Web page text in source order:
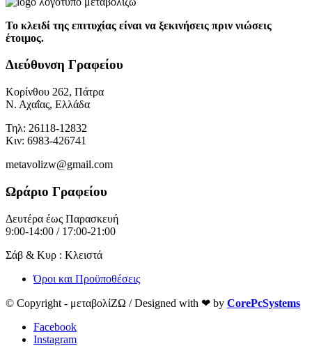
Το κλειδί της επιτυχίας είναι να ξεκινήσεις πριν νιώσεις
έτοιμος.
Διεύθυνση Γραφείου
Κορίνθου 262, Πάτρα
Ν. Αχαΐας, Ελλάδα
Τηλ: 26118-12832
Κιν: 6983-426741
metavolizw@gmail.com
Ωράριο Γραφείου
Δευτέρα έως Παρασκευή
9:00-14:00 / 17:00-21:00
Σάβ & Κυρ : Κλειστά
Όροι και Προϋποθέσεις
© Copyright - μεταβολίΖΩ / Designed with ❤ by CorePcSystems
Facebook
Instagram